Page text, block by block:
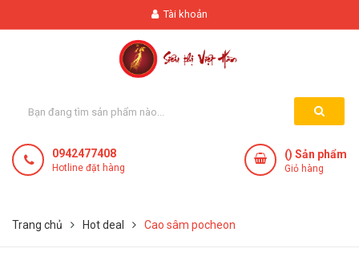
Tài khoản
0942477408
Hotline đặt hàng
() Sản phẩm
Giỏ hàng
Trang chủ Hot deal Cao sâm pocheon